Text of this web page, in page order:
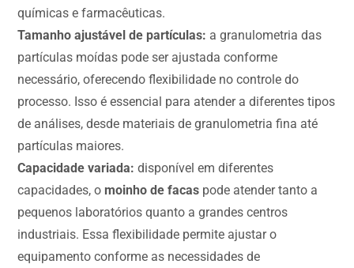
químicas e farmacêuticas.
Tamanho ajustável de partículas: a granulometria das
partículas moídas pode ser ajustada conforme
necessário, oferecendo flexibilidade no controle do
processo. Isso é essencial para atender a diferentes tipos
de análises, desde materiais de granulometria fina até
partículas maiores.
Capacidade variada: disponível em diferentes
capacidades, o moinho de facas pode atender tanto a
pequenos laboratórios quanto a grandes centros
industriais. Essa flexibilidade permite ajustar o
equipamento conforme as necessidades de